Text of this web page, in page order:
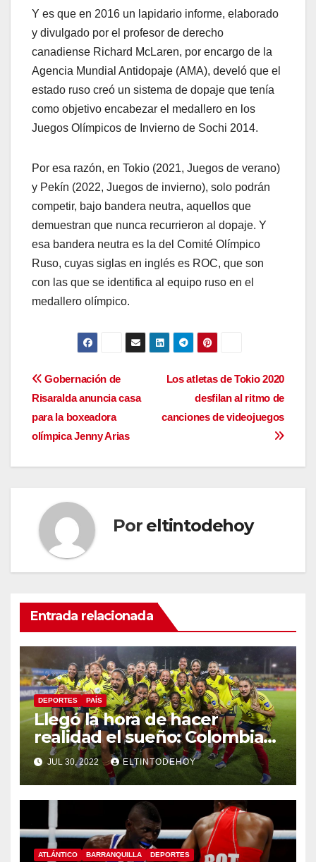
Y es que en 2016 un lapidario informe, elaborado
y divulgado por el profesor de derecho
canadiense Richard McLaren, por encargo de la
Agencia Mundial Antidopaje (AMA), develó que el
estado ruso creó un sistema de dopaje que tenía
como objetivo encabezar el medallero en los
Juegos Olímpicos de Invierno de Sochi 2014.
Por esa razón, en Tokio (2021, Juegos de verano)
y Pekín (2022, Juegos de invierno), solo podrán
competir, bajo bandera neutra, aquellos que
demuestran que nunca recurrieron al dopaje. Y
esa bandera neutra es la del Comité Olímpico
Ruso, cuyas siglas en inglés es ROC, que son
con las que se identifica al equipo ruso en el
medallero olímpico.
Navegación
de
entradas
Los atletas de Tokio 2020
desfilan al ritmo de
canciones de videojuegos
Gobernación de
Risaralda anuncia casa
para la boxeadora
olímpica Jenny Arias
Por eltintodehoy
Entrada relacionada
DEPORTES PAÍS
Llegó la hora de hacer
realidad el sueño: Colombia
se mide a Brasil, por el título
JUL 30, 2022 ELTINTODEHOY
ATLÁNTICO BARRANQUILLA DEPORTES